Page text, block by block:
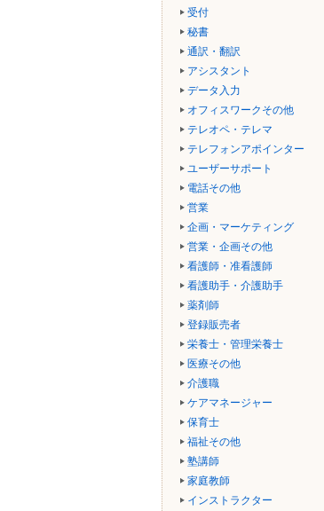
受付
秘書
通訳・翻訳
アシスタント
データ入力
オフィスワークその他
テレオペ・テレマ
テレフォンアポインター
ユーザーサポート
電話その他
営業
企画・マーケティング
営業・企画その他
看護師・准看護師
看護助手・介護助手
薬剤師
登録販売者
栄養士・管理栄養士
医療その他
介護職
ケアマネージャー
保育士
福祉その他
塾講師
家庭教師
インストラクター